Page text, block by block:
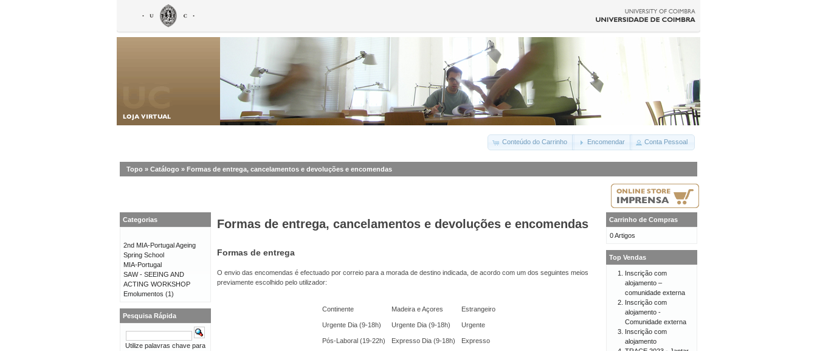
Conteúdo do Carrinho Encomendar Conta Pessoal
Topo » Catálogo » Formas de entrega, cancelamentos e devoluções e encomendas
Formas de entrega, cancelamentos e devoluções e encomendas
Formas de entrega
O envio das encomendas é efectuado por correio para a morada de destino indicada, de acordo com um dos seguintes meios
previamente escolhido pelo utilizador:
Continente Madeira e Açores Estrangeiro
Urgente Dia (9-18h) Urgente Dia (9-18h) Urgente
Pós-Laboral (19-22h) Expresso Dia (9-18h) Expresso
Categorias
2nd MIA-Portugal Ageing
Spring School
MIA-Portugal
SAW - SEEING AND
ACTING WORKSHOP
Emolumentos (1)
Pesquisa Rápida
Utilize palavras chave para
Carrinho de Compras
0 Artigos
Top Vendas
Inscrição com
alojamento –
comunidade externa
Inscrição com
alojamento -
Comunidade externa
Inscrição com
alojamento